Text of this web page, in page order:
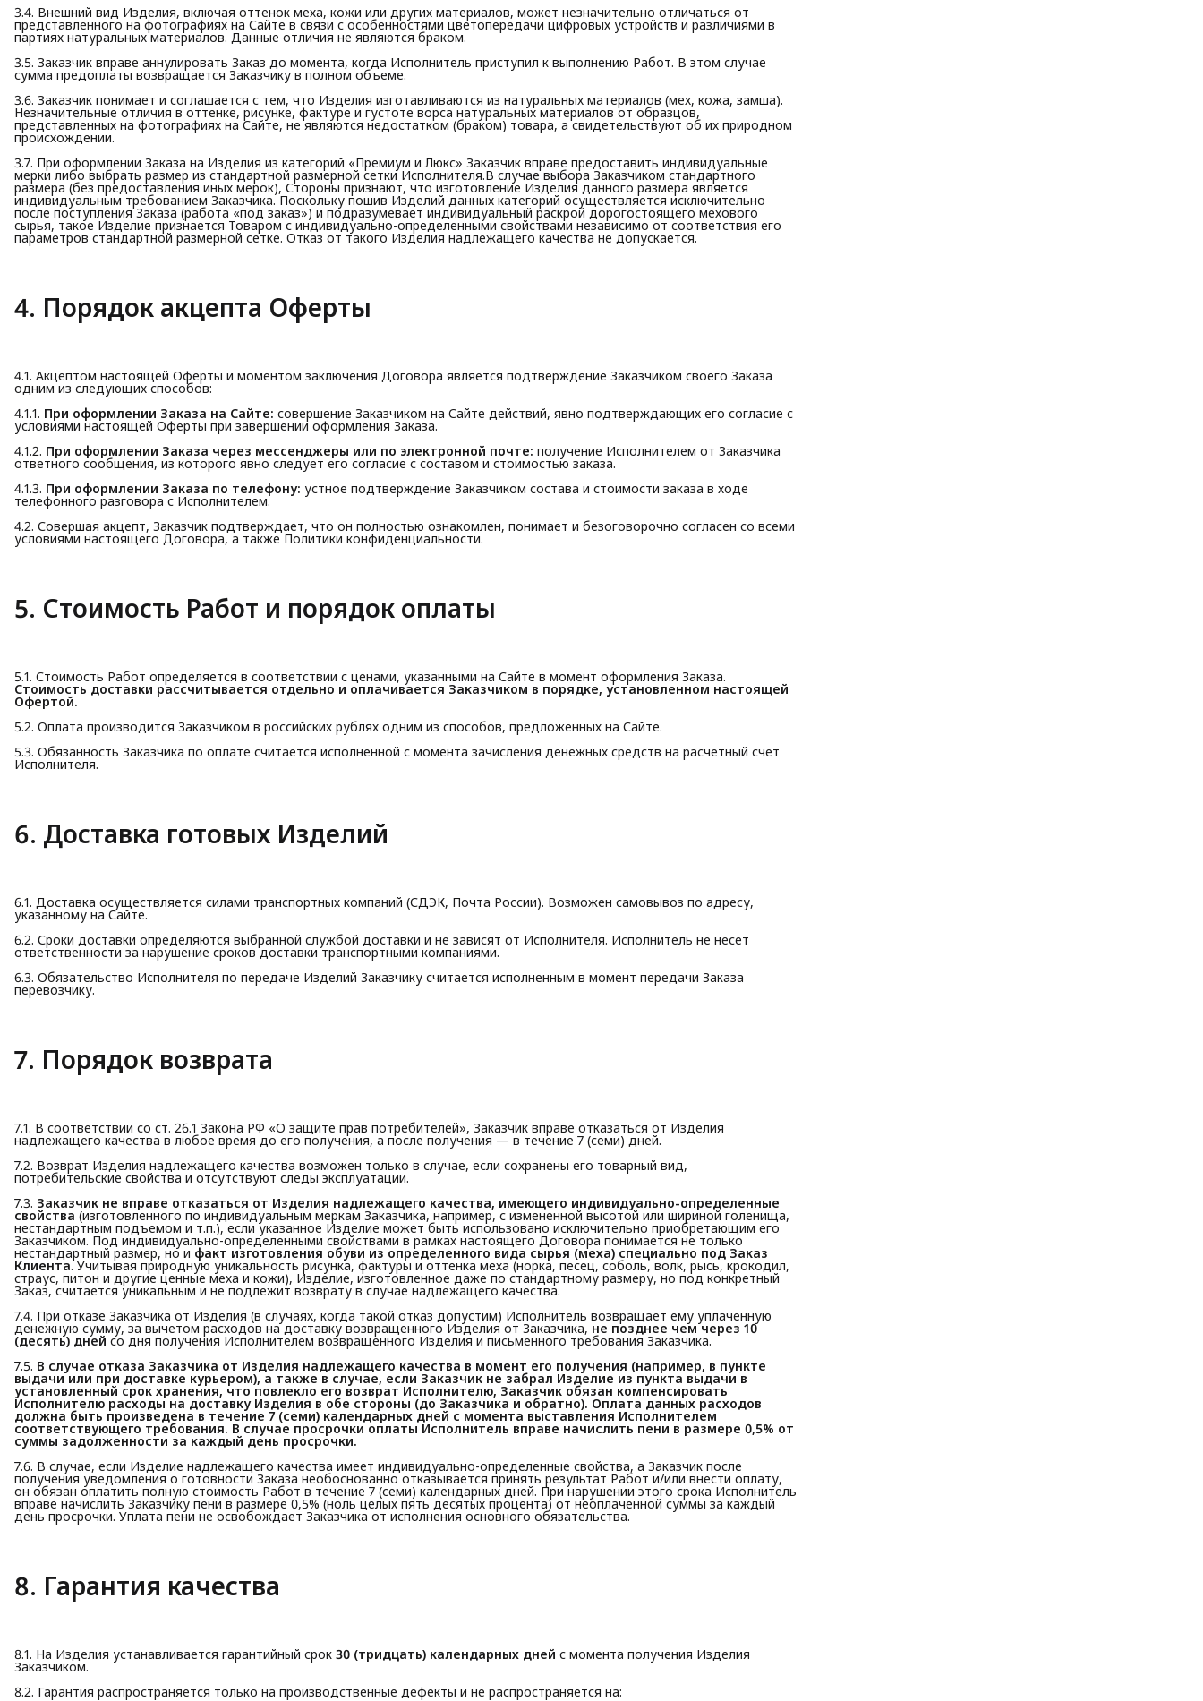
3.4. Внешний вид Изделия, включая оттенок меха, кожи или других материалов, может незначительно отличаться от
представленного на фотографиях на Сайте в связи с особенностями цветопередачи цифровых устройств и различиями в
партиях натуральных материалов. Данные отличия не являются браком.
3.5. Заказчик вправе аннулировать Заказ до момента, когда Исполнитель приступил к выполнению Работ. В этом случае
сумма предоплаты возвращается Заказчику в полном объеме.
3.6. Заказчик понимает и соглашается с тем, что Изделия изготавливаются из натуральных материалов (мех, кожа, замша).
Незначительные отличия в оттенке, рисунке, фактуре и густоте ворса натуральных материалов от образцов,
представленных на фотографиях на Сайте, не являются недостатком (браком) товара, а свидетельствуют об их природном
происхождении.
3.7. При оформлении Заказа на Изделия из категорий «Премиум и Люкс» Заказчик вправе предоставить индивидуальные
мерки либо выбрать размер из стандартной размерной сетки Исполнителя.В случае выбора Заказчиком стандартного
размера (без предоставления иных мерок), Стороны признают, что изготовление Изделия данного размера является
индивидуальным требованием Заказчика. Поскольку пошив Изделий данных категорий осуществляется исключительно
после поступления Заказа (работа «под заказ») и подразумевает индивидуальный раскрой дорогостоящего мехового
сырья, такое Изделие признается Товаром с индивидуально-определенными свойствами независимо от соответствия его
параметров стандартной размерной сетке. Отказ от такого Изделия надлежащего качества не допускается.
4. Порядок акцепта Оферты
4.1. Акцептом настоящей Оферты и моментом заключения Договора является подтверждение Заказчиком своего Заказа
одним из следующих способов:
4.1.1. При оформлении Заказа на Сайте: совершение Заказчиком на Сайте действий, явно подтверждающих его согласие с
условиями настоящей Оферты при завершении оформления Заказа.
4.1.2. При оформлении Заказа через мессенджеры или по электронной почте: получение Исполнителем от Заказчика
ответного сообщения, из которого явно следует его согласие с составом и стоимостью заказа.
4.1.3. При оформлении Заказа по телефону: устное подтверждение Заказчиком состава и стоимости заказа в ходе
телефонного разговора с Исполнителем.
4.2. Совершая акцепт, Заказчик подтверждает, что он полностью ознакомлен, понимает и безоговорочно согласен со всеми
условиями настоящего Договора, а также Политики конфиденциальности.
5. Стоимость Работ и порядок оплаты
5.1. Стоимость Работ определяется в соответствии с ценами, указанными на Сайте в момент оформления Заказа.
Стоимость доставки рассчитывается отдельно и оплачивается Заказчиком в порядке, установленном настоящей
Офертой.
5.2. Оплата производится Заказчиком в российских рублях одним из способов, предложенных на Сайте.
5.3. Обязанность Заказчика по оплате считается исполненной с момента зачисления денежных средств на расчетный счет
Исполнителя.
6. Доставка готовых Изделий
6.1. Доставка осуществляется силами транспортных компаний (СДЭК, Почта России). Возможен самовывоз по адресу,
указанному на Сайте.
6.2. Сроки доставки определяются выбранной службой доставки и не зависят от Исполнителя. Исполнитель не несет
ответственности за нарушение сроков доставки транспортными компаниями.
6.3. Обязательство Исполнителя по передаче Изделий Заказчику считается исполненным в момент передачи Заказа
перевозчику.
7. Порядок возврата
7.1. В соответствии со ст. 26.1 Закона РФ «О защите прав потребителей», Заказчик вправе отказаться от Изделия
надлежащего качества в любое время до его получения, а после получения — в течение 7 (семи) дней.
7.2. Возврат Изделия надлежащего качества возможен только в случае, если сохранены его товарный вид,
потребительские свойства и отсутствуют следы эксплуатации.
7.3. Заказчик не вправе отказаться от Изделия надлежащего качества, имеющего индивидуально-определенные
свойства (изготовленного по индивидуальным меркам Заказчика, например, с измененной высотой или шириной голенища,
нестандартным подъемом и т.п.), если указанное Изделие может быть использовано исключительно приобретающим его
Заказчиком. Под индивидуально-определенными свойствами в рамках настоящего Договора понимается не только
нестандартный размер, но и факт изготовления обуви из определенного вида сырья (меха) специально под Заказ
Клиента. Учитывая природную уникальность рисунка, фактуры и оттенка меха (норка, песец, соболь, волк, рысь, крокодил,
страус, питон и другие ценные меха и кожи), Изделие, изготовленное даже по стандартному размеру, но под конкретный
Заказ, считается уникальным и не подлежит возврату в случае надлежащего качества.
7.4. При отказе Заказчика от Изделия (в случаях, когда такой отказ допустим) Исполнитель возвращает ему уплаченную
денежную сумму, за вычетом расходов на доставку возвращенного Изделия от Заказчика, не позднее чем через 10
(десять) дней со дня получения Исполнителем возвращенного Изделия и письменного требования Заказчика.
7.5. В случае отказа Заказчика от Изделия надлежащего качества в момент его получения (например, в пункте
выдачи или при доставке курьером), а также в случае, если Заказчик не забрал Изделие из пункта выдачи в
установленный срок хранения, что повлекло его возврат Исполнителю, Заказчик обязан компенсировать
Исполнителю расходы на доставку Изделия в обе стороны (до Заказчика и обратно). Оплата данных расходов
должна быть произведена в течение 7 (семи) календарных дней с момента выставления Исполнителем
соответствующего требования. В случае просрочки оплаты Исполнитель вправе начислить пени в размере 0,5% от
суммы задолженности за каждый день просрочки.
7.6. В случае, если Изделие надлежащего качества имеет индивидуально-определенные свойства, а Заказчик после
получения уведомления о готовности Заказа необоснованно отказывается принять результат Работ и/или внести оплату,
он обязан оплатить полную стоимость Работ в течение 7 (семи) календарных дней. При нарушении этого срока Исполнитель
вправе начислить Заказчику пени в размере 0,5% (ноль целых пять десятых процента) от неоплаченной суммы за каждый
день просрочки. Уплата пени не освобождает Заказчика от исполнения основного обязательства.
8. Гарантия качества
8.1. На Изделия устанавливается гарантийный срок 30 (тридцать) календарных дней с момента получения Изделия
Заказчиком.
8.2. Гарантия распространяется только на производственные дефекты и не распространяется на: